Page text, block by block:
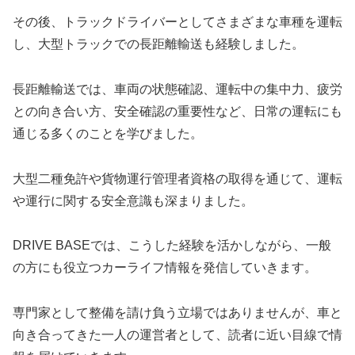
その後、トラックドライバーとしてさまざまな車種を運転
し、大型トラックでの長距離輸送も経験しました。
長距離輸送では、車両の状態確認、運転中の集中力、疲労
との向き合い方、安全確認の重要性など、日常の運転にも
通じる多くのことを学びました。
大型二種免許や貨物運行管理者資格の取得を通じて、運転
や運行に関する安全意識も深まりました。
DRIVE BASEでは、こうした経験を活かしながら、一般
の方にも役立つカーライフ情報を発信していきます。
専門家として整備を請け負う立場ではありませんが、車と
向き合ってきた一人の運営者として、読者に近い目線で情